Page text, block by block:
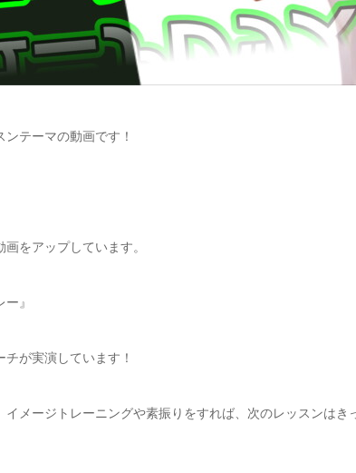
ンテーマの動画です！
をアップしています。
』
が実演しています！
イメージトレーニングや素振りをすれば、次のレッスンはき